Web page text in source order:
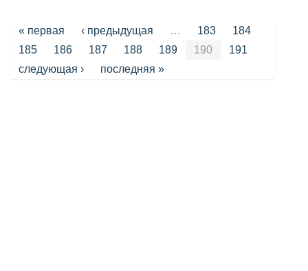
Страницы
« первая ‹ предыдущая … 183
184
185
186 187 188 189 190
191
следующая ›
последняя »